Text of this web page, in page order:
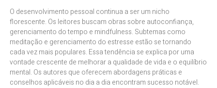
O desenvolvimento pessoal continua a ser um nicho
florescente. Os leitores buscam obras sobre autoconfiança,
gerenciamento do tempo e mindfulness. Subtemas como
meditação e gerenciamento do estresse estão se tornando
cada vez mais populares. Essa tendência se explica por uma
vontade crescente de melhorar a qualidade de vida e o equilíbrio
mental. Os autores que oferecem abordagens práticas e
conselhos aplicáveis no dia a dia encontram sucesso notável.